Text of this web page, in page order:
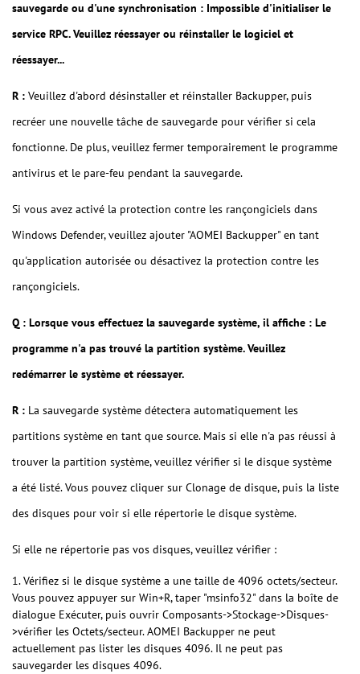
sauvegarde ou d'une synchronisation : Impossible d'initialiser le
service RPC. Veuillez réessayer ou réinstaller le logiciel et
réessayer...
R : Veuillez d'abord désinstaller et réinstaller Backupper, puis
recréer une nouvelle tâche de sauvegarde pour vérifier si cela
fonctionne. De plus, veuillez fermer temporairement le programme
antivirus et le pare-feu pendant la sauvegarde.
Si vous avez activé la protection contre les rançongiciels dans
Windows Defender, veuillez ajouter "AOMEI Backupper" en tant
qu'application autorisée ou désactivez la protection contre les
rançongiciels.
Q : Lorsque vous effectuez la sauvegarde système, il affiche : Le
programme n'a pas trouvé la partition système. Veuillez
redémarrer le système et réessayer.
R : La sauvegarde système détectera automatiquement les
partitions système en tant que source. Mais si elle n'a pas réussi à
trouver la partition système, veuillez vérifier si le disque système
a été listé. Vous pouvez cliquer sur Clonage de disque, puis la liste
des disques pour voir si elle répertorie le disque système.
Si elle ne répertorie pas vos disques, veuillez vérifier :
1. Vérifiez si le disque système a une taille de 4096 octets/secteur.
Vous pouvez appuyer sur Win+R, taper "msinfo32" dans la boîte de
dialogue Exécuter, puis ouvrir Composants->Stockage->Disques-
>vérifier les Octets/secteur. AOMEI Backupper ne peut
actuellement pas lister les disques 4096. Il ne peut pas
sauvegarder les disques 4096.